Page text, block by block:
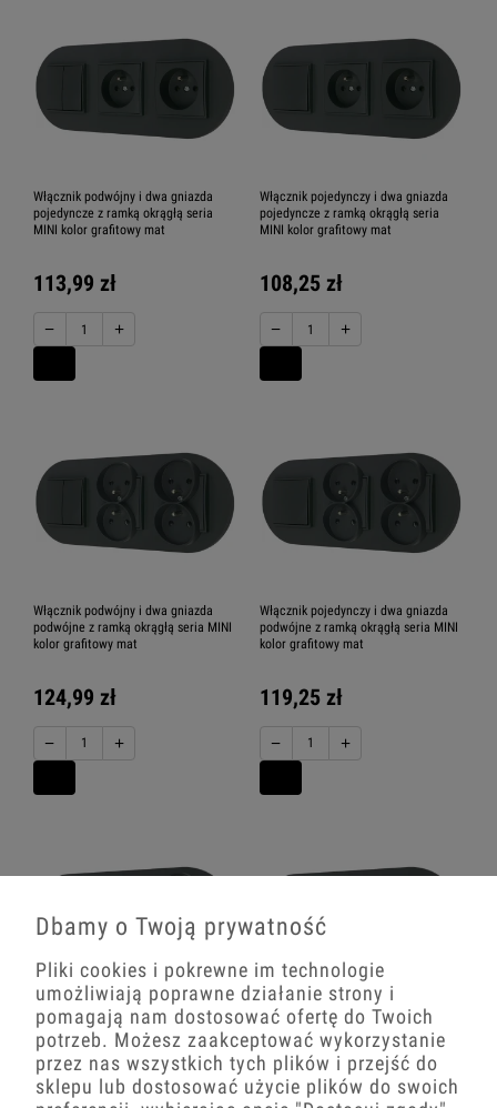
Włącznik podwójny i dwa gniazda
pojedyncze z ramką okrągłą seria
MINI kolor grafitowy mat
113,99 zł
− +
Włącznik pojedynczy i dwa gniazda
pojedyncze z ramką okrągłą seria
MINI kolor grafitowy mat
108,25 zł
− +
Włącznik podwójny i dwa gniazda
podwójne z ramką okrągłą seria MINI
kolor grafitowy mat
124,99 zł
− +
Włącznik pojedynczy i dwa gniazda
podwójne z ramką okrągłą seria MINI
kolor grafitowy mat
119,25 zł
− +
Trzy gniazda podwójne z ramką
okrągłą seria MINI kolor grafitowy
mat
Trzy gniazda pojedyncze z ramką
okrągłą seria MINI kolor grafitowy
mat
Dbamy o Twoją prywatność
Pliki cookies i pokrewne im technologie
umożliwiają poprawne działanie strony i
pomagają nam dostosować ofertę do Twoich
potrzeb. Możesz zaakceptować wykorzystanie
przez nas wszystkich tych plików i przejść do
sklepu lub dostosować użycie plików do swoich